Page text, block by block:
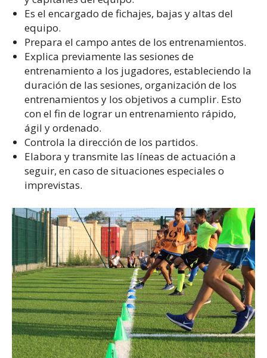
Es el encargado de fichajes, bajas y altas del
equipo.
Prepara el campo antes de los entrenamientos.
Explica previamente las sesiones de
entrenamiento a los jugadores, estableciendo la
duración de las sesiones, organización de los
entrenamientos y los objetivos a cumplir. Esto
con el fin de lograr un entrenamiento rápido,
ágil y ordenado.
Controla la dirección de los partidos.
Elabora y transmite las líneas de actuación a
seguir, en caso de situaciones especiales o
imprevistas.